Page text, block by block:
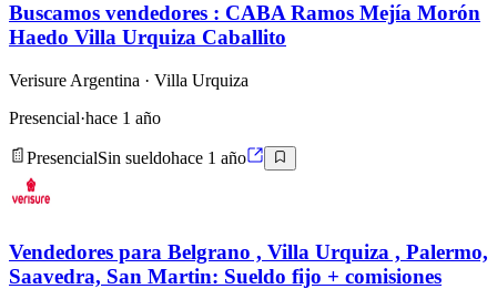
Buscamos vendedores : CABA Ramos Mejía Morón
Haedo Villa Urquiza Caballito
Verisure Argentina · Villa Urquiza
Presencial·hace 1 año
PresencialSin sueldohace 1 año
Vendedores para Belgrano , Villa Urquiza , Palermo,
Saavedra, San Martin: Sueldo fijo + comisiones